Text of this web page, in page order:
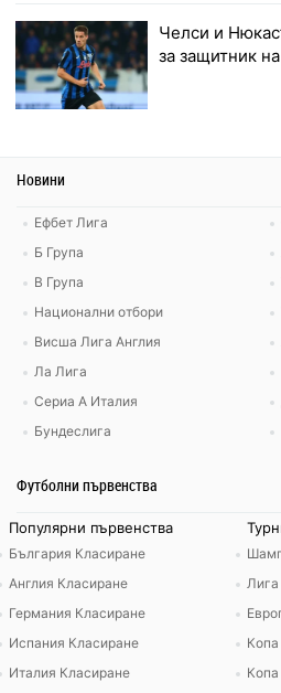
Челси и
за защитник
Новини
Ефбет Лига
Б Група
В Група
Национални отбори
Висша Лига Англия
Ла Лига
Сериа А Италия
Бундеслига
Футболни първенства
Популярни първенства
България Класиране
Англия Класиране
Германия Класиране
Испания Класиране
Италия Класиране
Лига